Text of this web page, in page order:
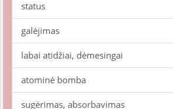
status
galėjimas
labai atidžiai, dėmesingai
atominė bomba
sugėrimas, absorbavimas